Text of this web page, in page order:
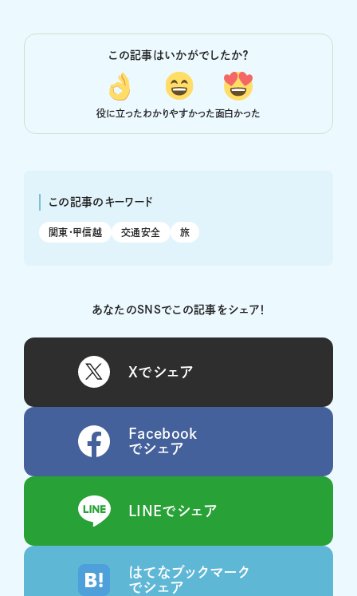
この記事はいかがでしたか？
役に立ったわかりやすかった面白かった
この記事のキーワード
関東・甲信越 交通安全 旅
あなたのSNSでこの記事をシェア！
Xでシェア
Facebook
でシェア
LINEでシェア
はてなブックマーク
でシェア